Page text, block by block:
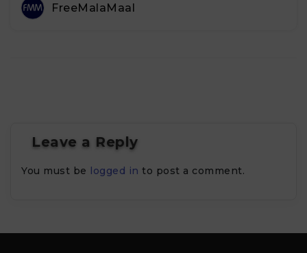
FreeMalaMaal
Leave a Reply
You must be logged in to post a comment.